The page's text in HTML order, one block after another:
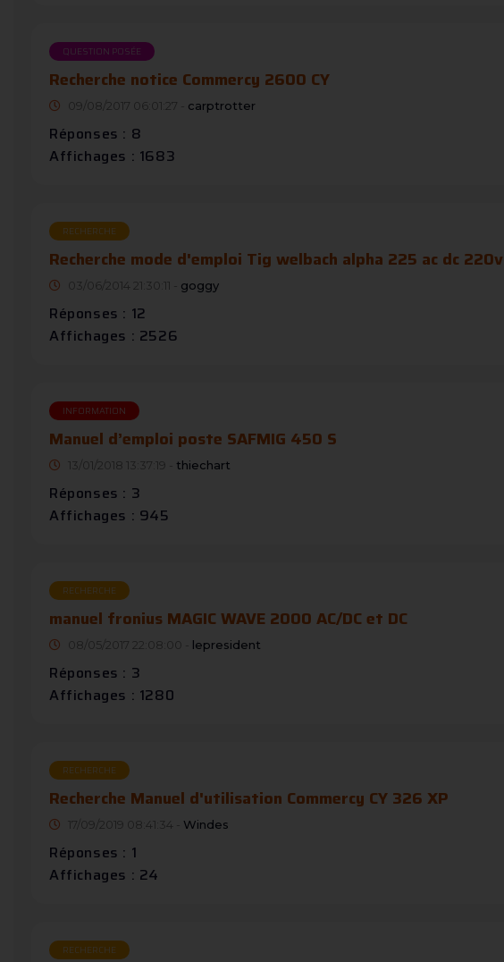
QUESTION POSÉE
Recherche notice Commercy 2600 CY
09/08/2017 06:01:27 - carptrotter
Réponses : 8
Affichages : 1683
RECHERCHE
Recherche mode d'emploi Tig welbach alpha 225 ac dc 220v
03/06/2014 21:30:11 - goggy
Réponses : 12
Affichages : 2526
INFORMATION
Manuel d’emploi poste SAFMIG 450 S
13/01/2018 13:37:19 - thiechart
Réponses : 3
Affichages : 945
RECHERCHE
manuel fronius MAGIC WAVE 2000 AC/DC et DC
08/05/2017 22:08:00 - lepresident
Réponses : 3
Affichages : 1280
RECHERCHE
Recherche Manuel d'utilisation Commercy CY 326 XP
17/09/2019 08:41:34 - Windes
Réponses : 1
Affichages : 24
RECHERCHE